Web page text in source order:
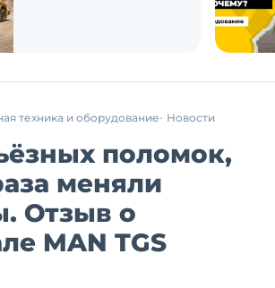
техника и оборудование Новости
поломок,
меняли
Отзыв о
MAN TGS